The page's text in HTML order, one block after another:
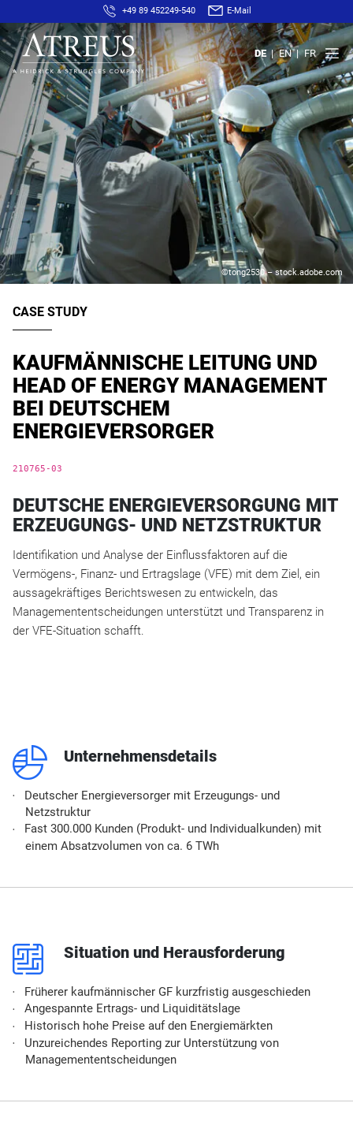
+49 89 452249-540 E-Mail
DE EN FR
©tong2530 – stock.adobe.com
CASE STUDY
KAUFMÄNNISCHE LEITUNG UND
HEAD OF ENERGY MANAGEMENT
BEI DEUTSCHEM
ENERGIEVERSORGER
210765-03
DEUTSCHE ENERGIEVERSORGUNG MIT
ERZEUGUNGS- UND NETZSTRUKTUR
Identifikation und Analyse der Einflussfaktoren auf die
Vermögens-, Finanz- und Ertragslage (VFE) mit dem Ziel, ein
aussagekräftiges Berichtswesen zu entwickeln, das
Managemententscheidungen unterstützt und Transparenz in
der VFE-Situation schafft.
q Unternehmensdetails
Deutscher Energieversorger mit Erzeugungs- und
Netzstruktur
Fast 300.000 Kunden (Produkt- und Individualkunden) mit
einem Absatzvolumen von ca. 6 TWh
p Situation und Herausforderung
Früherer kaufmännischer GF kurzfristig ausgeschieden
Angespannte Ertrags- und Liquiditätslage
Historisch hohe Preise auf den Energiemärkten
Unzureichendes Reporting zur Unterstützung von
Managemententscheidungen